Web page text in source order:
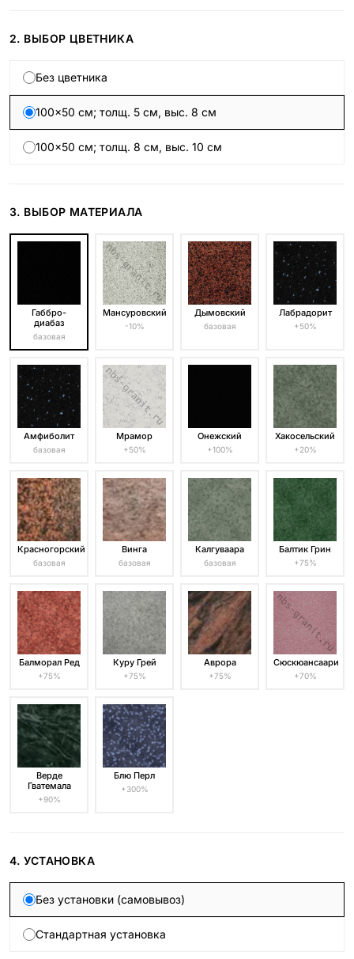
2. ВЫБОР ЦВЕТНИКА
Без цветника
100×50 см; толщ. 5 см, выс. 8 см
100×50 см; толщ. 8 см, выс. 10 см
3. ВЫБОР МАТЕРИАЛА
Габбро-
диабаз
базовая
Мансуровский
-10%
Дымовский
базовая
Лабрадорит
+50%
Амфиболит
базовая
Мрамор
+50%
Онежский
+100%
Хакосельский
+20%
Красногорский
базовая
Винга
базовая
Калгуваара
базовая
Балтик Грин
+75%
Балморал Ред
+75%
Куру Грей
+75%
Аврора
+75%
Сюскюансаари
+70%
Верде
Гватемала
+90%
Блю Перл
+300%
4. УСТАНОВКА
Без установки (самовывоз)
Стандартная установка